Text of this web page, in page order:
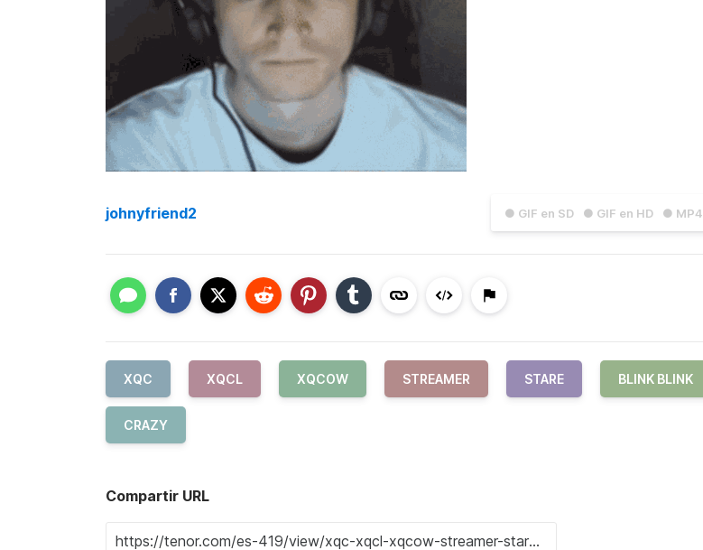
● GIF en SD ● GIF en HD ● MP4
johnyfriend2
XQC XQCL XQCOW STREAMER STARE BLINK BLINK
CRAZY
Compartir URL